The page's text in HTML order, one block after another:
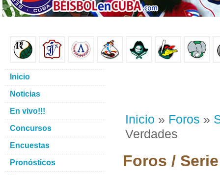
Inicio » Foros »
Verdades
Foros /
Inicio
Noticias
En vivo!!!
Concursos
Encuestas
Pronósticos